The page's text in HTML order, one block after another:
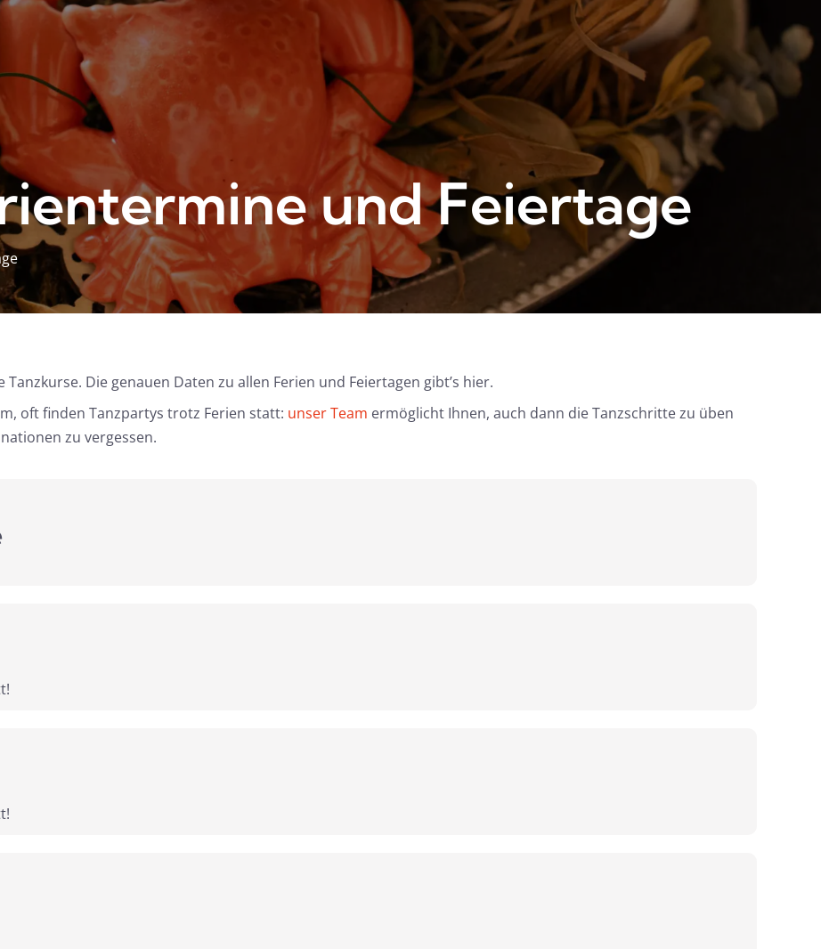
und Feiertage
Die genauen Daten zu allen Ferien und Feiertagen gibt’s hier.
oft finden Tanzpartys trotz Ferien statt: unser Team ermöglicht Ihnen, auch dann die Tanzschritte zu üben
zu vergessen.